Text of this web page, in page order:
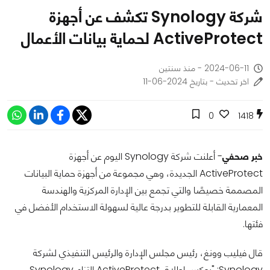
شركة Synology تكشف عن أجهزة
ActiveProtect لحماية بيانات الأعمال
2024-06-11 - منذ سنتين
اخر تحديث - بتاريخ 2024-06-11
1418
0
خبر صحفي
- أعلنت شركة Synology اليوم عن أجهزة
ActiveProtect الجديدة، وهي مجموعة من أجهزة حماية البيانات
المصممة خصيصًا والتي تجمع بين الإدارة المركزية والهندسة
المعمارية القابلة للتطوير بدرجة عالية لسهولة الاستخدام الأفضل في
فئتها.
قال فيليب وونغ، رئيس مجلس الإدارة والرئيس التنفيذي لشركة